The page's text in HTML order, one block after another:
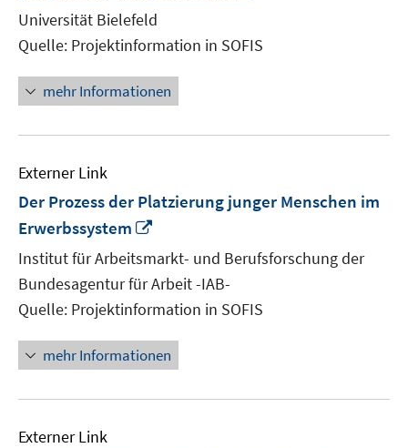
öffnen
Universität Bielefeld
Quelle: Projektinformation in SOFIS
mehr Informationen
Externer Link
Der Prozess der Platzierung junger Menschen im
Erwerbssystem
neuem
Fenster
öffnen
Institut für Arbeitsmarkt- und Berufsforschung der
Bundesagentur für Arbeit -IAB-
Quelle: Projektinformation in SOFIS
mehr Informationen
Externer Link